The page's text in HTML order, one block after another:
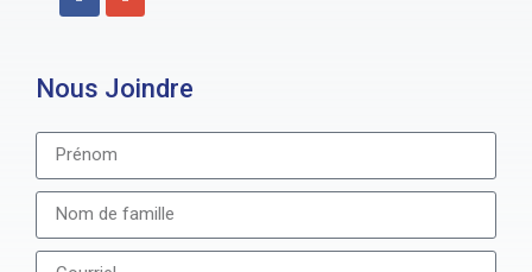
Nous Joindre